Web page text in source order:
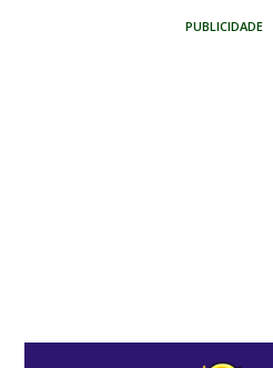
PUBLICIDADE